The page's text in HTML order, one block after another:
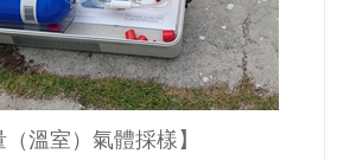
（溫室）氣體採樣】